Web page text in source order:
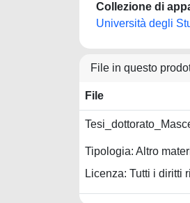
Collezione di
Università degli
File in questo
File
Tipologia: Altro
Licenza: Tutti i diritti